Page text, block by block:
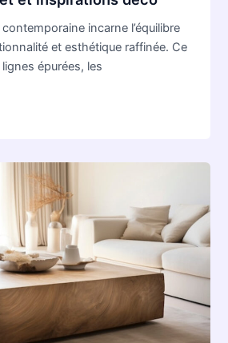
incarne l’équilibre
et esthétique raffinée. Ce
épurées, les